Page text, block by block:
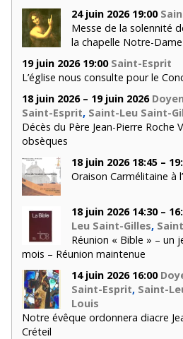
24 juin 2026 19:00
Messe de la solennité
la chapelle Notre-
19 juin 2026 19:00 Saint-Esprit
L’église nous consulte pour le
18 juin 2026 – 19 juin 2026
Saint-Esprit, Saint-Leu Saint-
Décès du Père Jean-Pierre Roche
obsèques
18 juin 2026 18:45 –
Oraison Carmélitaine à
18 juin 2026 14:30 –
Leu Saint-Gilles,
Réunion « Bible » – un
mois – Réunion maintenue
14 juin 2026 16:00
Saint-Esprit, Saint-
Louis
Notre évêque ordonnera diacre
Créteil